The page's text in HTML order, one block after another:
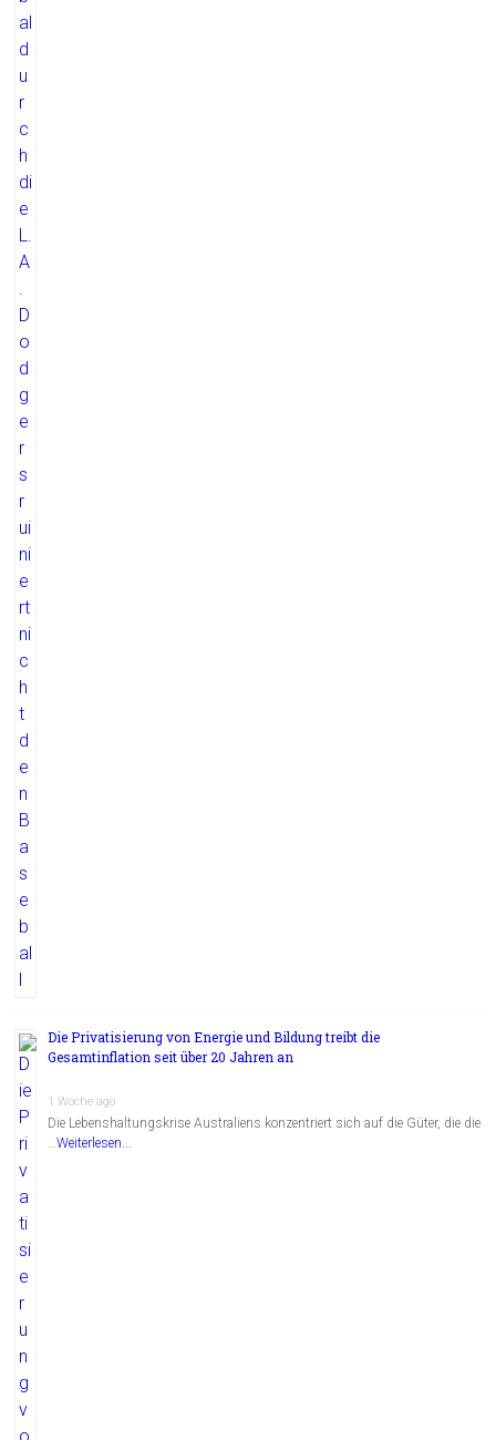
Die Privatisierung von Energie und Bildung treibt die
Gesamtinflation seit über 20 Jahren an
1 Woche ago
Die Lebenshaltungskrise Australiens konzentriert sich auf die Güter, die die
…Weiterlesen...